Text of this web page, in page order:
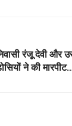
रंजू देवी और
ने की